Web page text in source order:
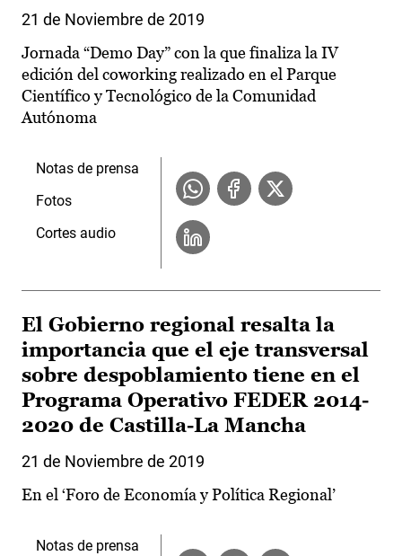
21 de Noviembre de 2019
Jornada “Demo Day” con la que finaliza la IV
edición del coworking realizado en el Parque
Científico y Tecnológico de la Comunidad
Autónoma
Notas de prensa
Fotos
Cortes audio
El Gobierno regional resalta la
importancia que el eje transversal
sobre despoblamiento tiene en el
Programa Operativo FEDER 2014-
2020 de Castilla-La Mancha
21 de Noviembre de 2019
En el ‘Foro de Economía y Política Regional’
Notas de prensa